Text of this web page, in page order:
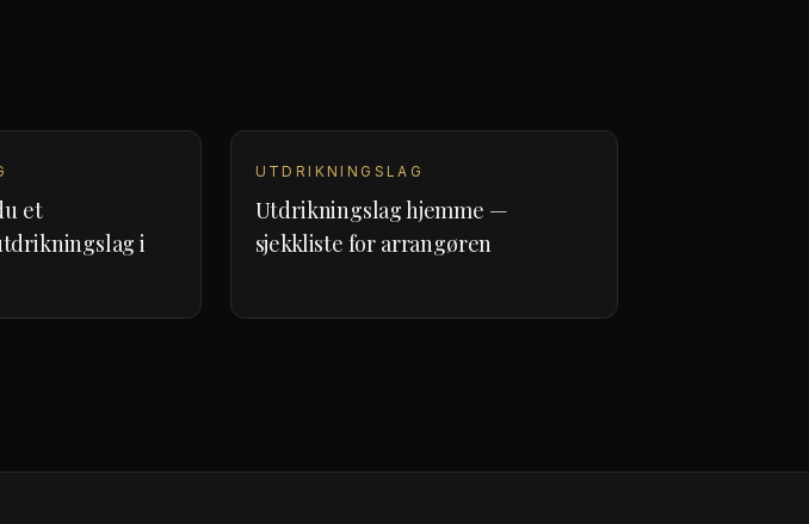
et
i
UTDRIKNINGSLAG
Utdrikningslag hjemme —
sjekkliste for arrangøren